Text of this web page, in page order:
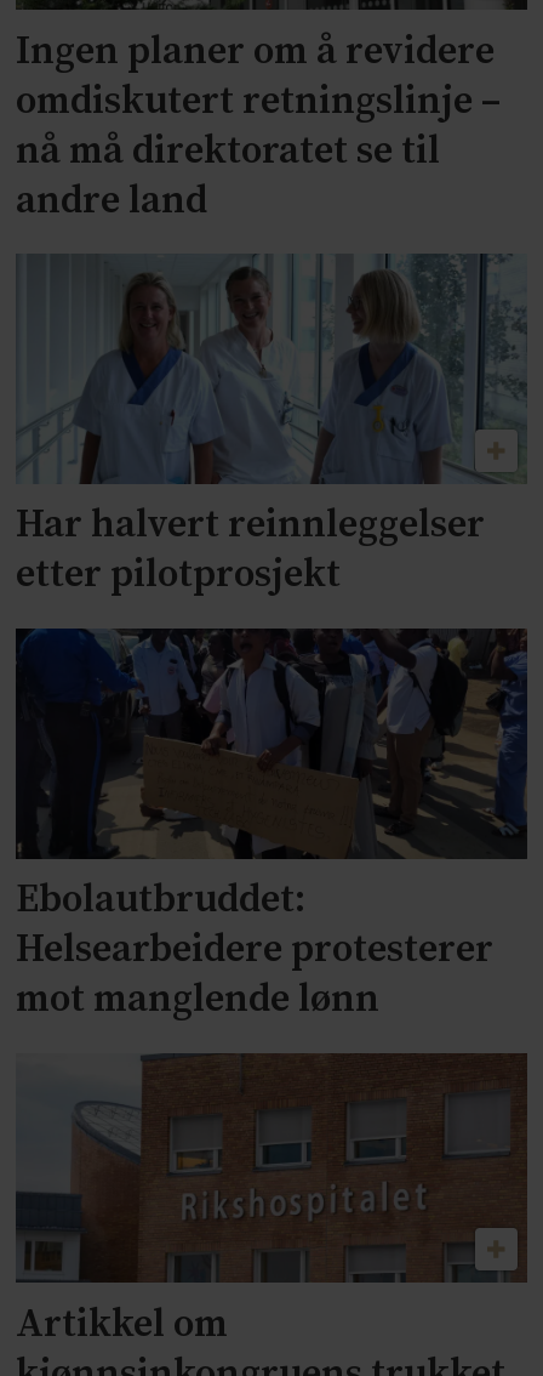
Ingen planer om å revidere
omdiskutert retningslinje –
nå må direktoratet se til
andre land
Har halvert reinnleggelser
etter pilotprosjekt
Ebolautbruddet:
Helsearbeidere protesterer
mot manglende lønn
Artikkel om